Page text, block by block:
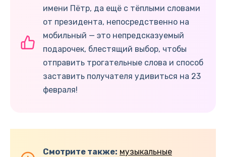
имени Пётр, да ещё с тёплыми словами
от президента, непосредственно на
мобильный — это непредсказуемый
подарочек, блестящий выбор, чтобы
отправить трогательные слова и способ
заставить получателя удивиться на 23
февраля!
Смотрите также: музыкальные